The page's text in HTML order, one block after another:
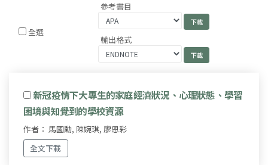
全選
參考書目
輸出格式
新冠疫情下大專生的家庭經濟狀況、心理狀態、學習
困境與知覺到的學校資源
作者： 馬國勳, 陳婉琪, 廖恩彩
全文下載